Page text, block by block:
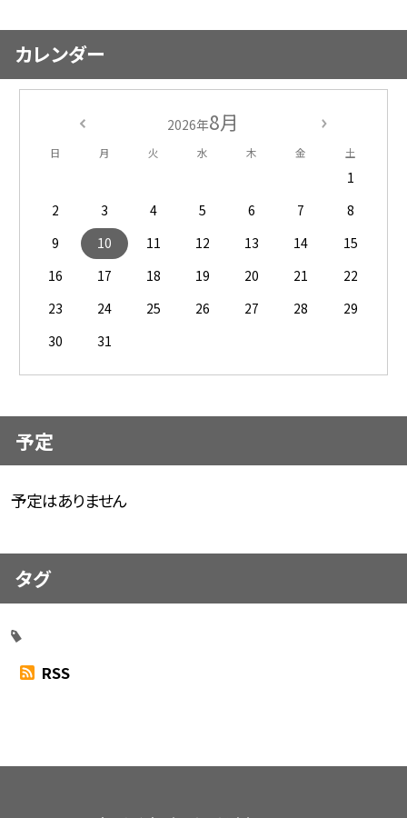
カレンダー
2026年8月
日 月 火 水 木 金 土
1
2
3 4 5 6 7
8
9
10 11 12 13 14
15
16
17 18 19 20 21
22
23
24 25 26 27 28
29
30
31
予定
予定はありません
タグ
RSS